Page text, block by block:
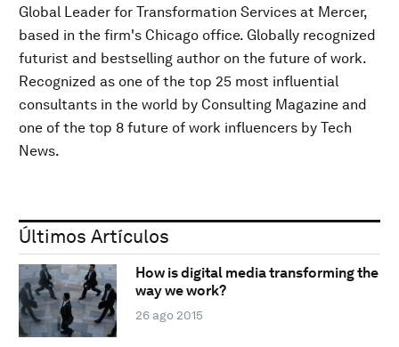
Global Leader for Transformation Services at Mercer,
based in the firm's Chicago office. Globally recognized
futurist and bestselling author on the future of work.
Recognized as one of the top 25 most influential
consultants in the world by Consulting Magazine and
one of the top 8 future of work influencers by Tech
News.
Últimos Artículos
How is digital media transforming the
way we work?
26 ago 2015